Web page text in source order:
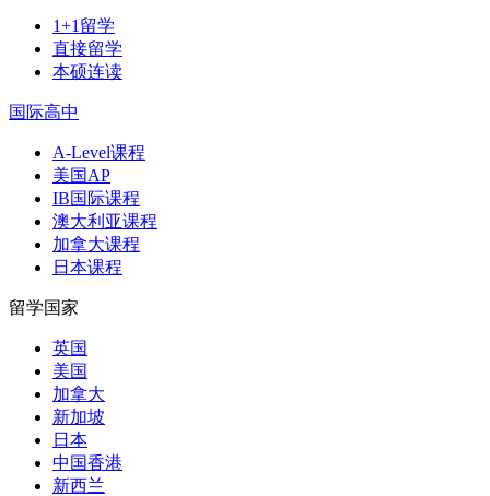
1+1留学
直接留学
本硕连读
国际高中
A-Level课程
美国AP
IB国际课程
澳大利亚课程
加拿大课程
日本课程
留学国家
英国
美国
加拿大
新加坡
日本
中国香港
新西兰